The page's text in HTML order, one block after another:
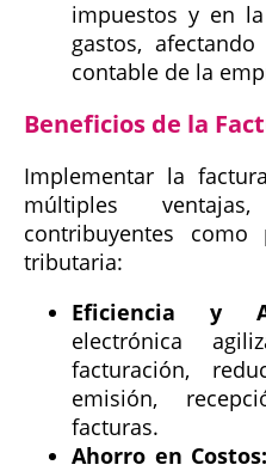
impuestos y en
gastos,
contable de la
Beneficios de la
Implementar la
múltiples
contribuyentes
tributaria:
Eficiencia y
electrónica
facturación,
emisión,
facturas.
Ahorro en Costos: